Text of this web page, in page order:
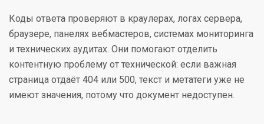
Коды ответа проверяют в краулерах, логах сервера,
браузере, панелях вебмастеров, системах мониторинга
и технических аудитах. Они помогают отделить
контентную проблему от технической: если важная
страница отдаёт 404 или 500, текст и метатеги уже не
имеют значения, потому что документ недоступен.